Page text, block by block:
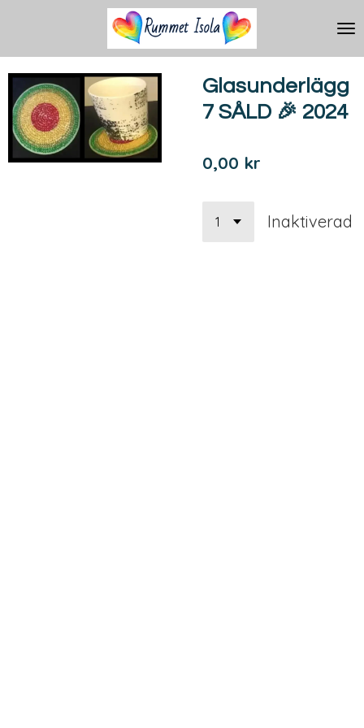
huvudinnehållet
Glasunderlägg
7 SÅLD 🎉 2024
0,00 kr
Inaktiverad